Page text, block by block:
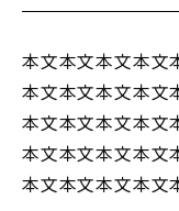
本文本文本文本文
本文本文本文本文
本文本文本文本文
本文本文本文本文
本文本文本文本文